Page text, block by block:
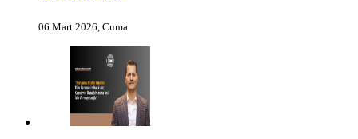
06 Mart 2026, Cuma